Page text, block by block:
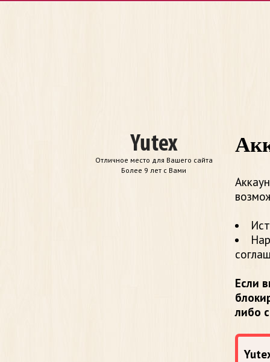
Отличное место для Вашего сайта
Более 9 лет с Вами
Если
либо